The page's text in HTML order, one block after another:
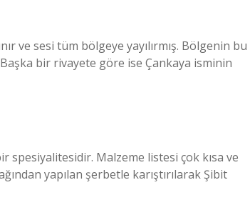
ve sesi tüm bölgeye yayılırmış. Bölgenin bu
Başka bir rivayete göre ise Çankaya isminin
spesiyalitesidir. Malzeme listesi çok kısa ve
yapılan şerbetle karıştırılarak Şibit